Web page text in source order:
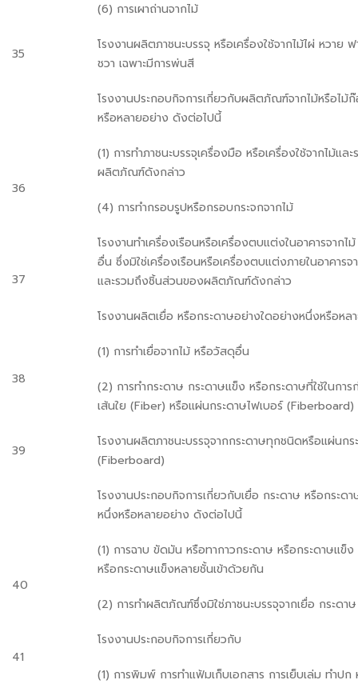
(6) การเผาถ่านจากไม้
35
โรงงานผลิตภาชนะบรรจุ หรือเครื่องใช้จากไม้ไผ่ หวา
ชวา เฉพาะมีการพ่นสี
36
โรงงานประกอบกิจการเกี่ยวกับผลิตภัณฑ์จากไม้หรือไม้
หรือหลายอย่าง ดังต่อไปนี้
(1) การทำภาชนะบรรจุเครื่องมือ หรือเครื่องใช้จากไม้แ
ผลิตภัณฑ์ดังกล่าว
(4) การทำกรอบรูปหรือกรอบกระจกจากไม้
37
โรงงานทำเครื่องเรือนหรือเครื่องตบแต่งในอาคารจากไ
อื่น ซึ่งมิใช่เครื่องเรือนหรือเครื่องตบแต่งภายในอาคาร
และรวมถึงชิ้นส่วนของผลิตภัณฑ์ดังกล่าว
38
โรงงานผลิตเยื่อ หรือกระดาษอย่างใดอย่างหนึ่งหรือห
(1) การทำเยื่อจากไม้ หรือวัสดุอื่น
(2) การทำกระดาษ กระดาษแข็ง หรือกระดาษที่ใช้ในกา
เส้นใย (Fiber) หรือแผ่นกระดาษไฟเบอร์ (Fiberboard)
39
โรงงานผลิตภาชนะบรรจุจากกระดาษทุกชนิดหรือแผ่นกร
(Fiberboard)
40
โรงงานประกอบกิจการเกี่ยวกับเยื่อ กระดาษ หรือกระด
หนึ่งหรือหลายอย่าง ดังต่อไปนี้
(1) การฉาบ ขัดมัน หรือทากาวกระดาษ หรือกระดาษแข็
หรือกระดาษแข็งหลายชั้นเข้าด้วยกัน
(2) การทำผลิตภัณฑ์ซึ่งมิใช่ภาชนะบรรจุจากเยื่อ กระดา
41
โรงงานประกอบกิจการเกี่ยวกับ
(1) การพิมพ์ การทำแฟ้มเก็บเอกสาร การเย็บเล่ม ทำ